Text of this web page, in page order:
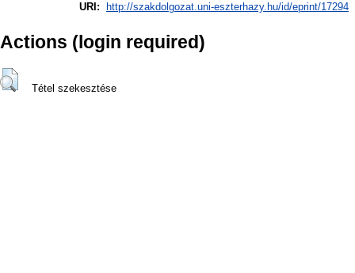
URI:
http://szakdolgozat.uni-eszterhazy.hu/id/eprint/17294
Actions (login required)
Tétel szekesztése